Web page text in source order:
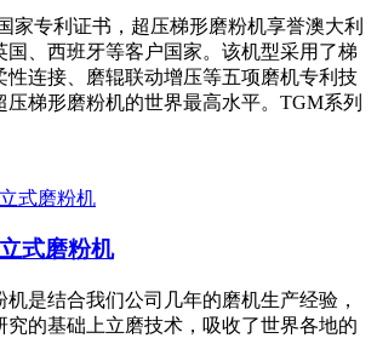
家专利证书，超压梯形磨粉机享誉澳大利
国、西班牙等客户国家。该机型采用了梯
性连接、磨辊联动增压等五项磨机专利技
压梯形磨粉机的世界最高水平。TGM系列
式磨粉机
机是结合我们公司几年的磨机生产经验，
究的基础上立磨技术，吸收了世界各地的